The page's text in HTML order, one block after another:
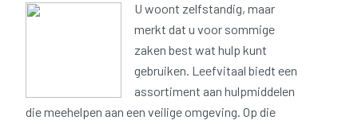
U woont zelfstandig, maar
merkt dat u voor sommige
zaken best wat hulp kunt
gebruiken. Leefvitaal biedt een
assortiment aan hulpmiddelen
die meehelpen aan een veilige omgeving. Op die